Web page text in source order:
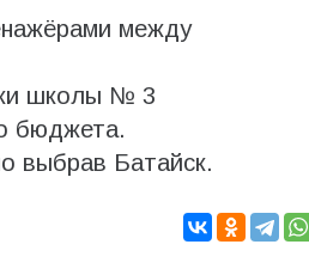
между
школы № 3
бюджета.
выбрав Батайск.